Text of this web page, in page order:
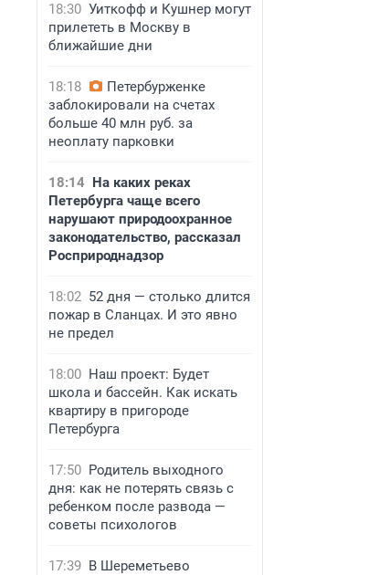
18:30 Уиткофф и Кушнер могут
прилететь в Москву в
ближайшие дни
18:18
Петербурженке
заблокировали на счетах
больше 40 млн руб. за
неоплату парковки
18:14 На каких реках
Петербурга чаще всего
нарушают природоохранное
законодательство, рассказал
Росприроднадзор
18:02 52 дня — столько длится
пожар в Сланцах. И это явно
не предел
18:00 Наш проект: Будет
школа и бассейн. Как искать
квартиру в пригороде
Петербурга
17:50 Родитель выходного
дня: как не потерять связь с
ребенком после развода —
советы психологов
17:39 В Шереметьево